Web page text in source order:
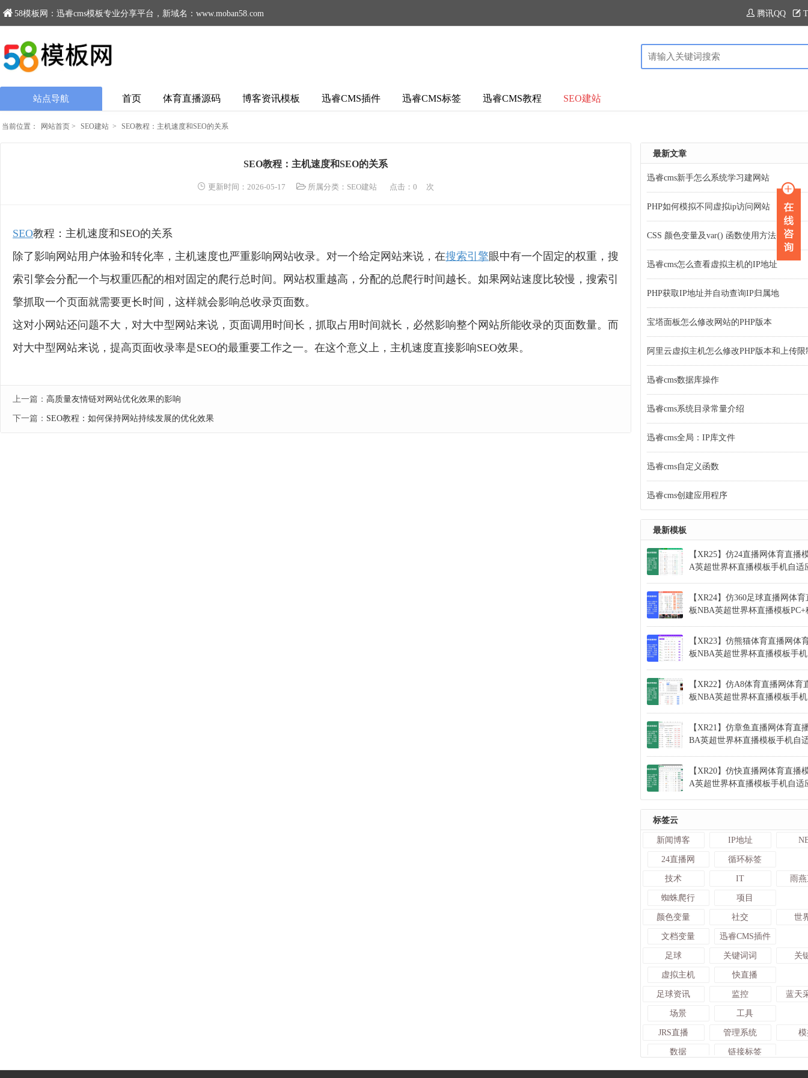
58模板网：迅睿cms模板专业分享平台，新域名：www.moban58.com 腾讯QQ
站点导航 首页 体育直播源码 博客资讯模板 迅睿CMS插件 迅睿CMS标签 迅睿CMS教程 SEO建站
当前位置： 网站首页 > SEO建站 > SEO教程：主机速度和SEO的关系
SEO教程：主机速度和SEO的关系
更新时间：2026-05-17 所属分类： SEO建站 点击： 0 次
SEO教程：主机速度和SEO的关系
除了影响网站用户体验和转化率，主机速度也严重影响网站收录。对一个给定网站来说，在搜索引擎眼中有一个固定的权重，搜
索引擎会分配一个与权重匹配的相对固定的爬行总时间。网站权重越高，分配的总爬行时间越长。如果网站速度比较慢，搜索引
擎抓取一个页面就需要更长时间，这样就会影响总收录页面数。
这对小网站还问题不大，对大中型网站来说，页面调用时间长，抓取占用时间就长，必然影响整个网站所能收录的页面数量。而
对大中型网站来说，提高页面收录率是SEO的最重要工作之一。在这个意义上，主机速度直接影响SEO效果。
上一篇： 高质量友情链对网站优化效果的影响
下一篇： SEO教程：如何保持网站持续发展的优化效果
最新文章
迅睿cms新手怎么系统学习建网站
PHP如何模拟不同虚拟ip访问网站
CSS 颜色变量及var() 函数使用方法
迅睿cms怎么查看虚拟主机的IP地址
PHP获取IP地址并自动查询IP归属地
宝塔面板怎么修改网站的PHP版本
阿里云虚拟主机怎么修改PHP版本和上传限
迅睿cms数据库操作
迅睿cms系统目录常量介绍
迅睿cms全局：IP库文件
迅睿cms自定义函数
迅睿cms创建应用程序
最新模板
【XR25】仿24直播网体育直播
A英超世界杯直播模板手机自适
【XR24】仿360足球直播网体
板NBA英超世界杯直播模板PC+
【XR23】仿熊猫体育直播网体
板NBA英超世界杯直播模板手
【XR22】仿A8体育直播网体育
板NBA英超世界杯直播模板手
【XR21】仿章鱼直播网体育直
BA英超世界杯直播模板手机自
【XR20】仿快直播网体育直播
A英超世界杯直播模板手机自适
标签云
新闻博客 IP地址
24直播网 循环标签
技术 IT 雨
蜘蛛爬行 项目
颜色变量 社交 世
文档变量 迅睿CMS插件
足球 关键词词 关
虚拟主机 快直播
足球资讯 监控 蓝天
场景 工具
JRS直播 管理系统
数据 链接标签
上传限制 变量标签 足